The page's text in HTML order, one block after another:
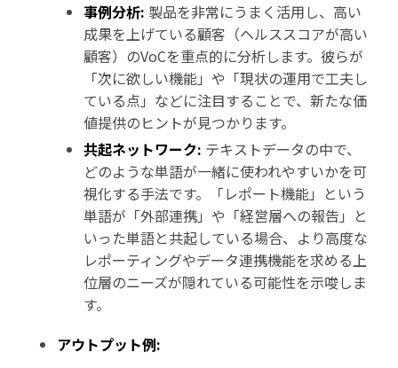
事例分析: 製品を非常にうまく活用し、高い
成果を上げている顧客（ヘルススコアが高い
顧客）のVoCを重点的に分析します。彼らが
「次に欲しい機能」や「現状の運用で工夫し
ている点」などに注目することで、新たな価
値提供のヒントが見つかります。
共起ネットワーク: テキストデータの中で、
どのような単語が一緒に使われやすいかを可
視化する手法です。「レポート機能」という
単語が「外部連携」や「経営層への報告」と
いった単語と共起している場合、より高度な
レポーティングやデータ連携機能を求める上
位層のニーズが隠れている可能性を示唆しま
す。
アウトプット例: